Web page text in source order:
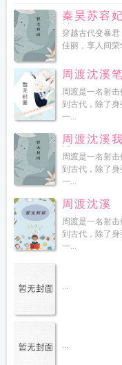
秦昊苏容
读
穿越古代变暴
佳丽，享人间荣
周渡沈溪
周渡是一名射
到古代，除了
一...
周渡沈溪
读
周渡是一名射
到古代，除了
一...
周渡沈溪
周渡是一名射
到古代，除了
一...
...
...